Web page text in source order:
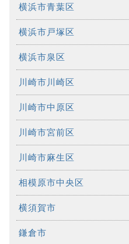
横浜市青葉区
横浜市戸塚区
横浜市泉区
川崎市川崎区
川崎市中原区
川崎市宮前区
川崎市麻生区
相模原市中央区
横須賀市
鎌倉市